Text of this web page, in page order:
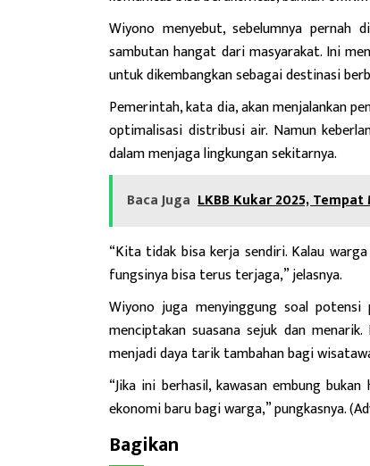
Wiyono menyebut, sebelumnya pernah
sambutan hangat dari masyarakat. Ini
untuk dikembangkan sebagai destinasi
Pemerintah, kata dia, akan menjalankan
optimalisasi distribusi air. Namun
dalam menjaga lingkungan sekitarnya.
Baca Juga LKBB Kukar 2025,
“Kita tidak bisa kerja sendiri. Kalau
fungsinya bisa terus terjaga,” jelasnya.
Wiyono juga menyinggung soal potensi
menciptakan suasana sejuk dan
menjadi daya tarik tambahan bagi
“Jika ini berhasil, kawasan embung
ekonomi baru bagi warga,” pungkasnya.
Bagikan